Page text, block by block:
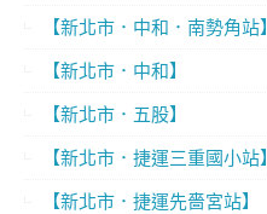
【新北市．中和．南勢角站】
【新北市．中和】
【新北市．五股】
【新北市．捷運三重國小站】
【新北市．捷運先嗇宮站】